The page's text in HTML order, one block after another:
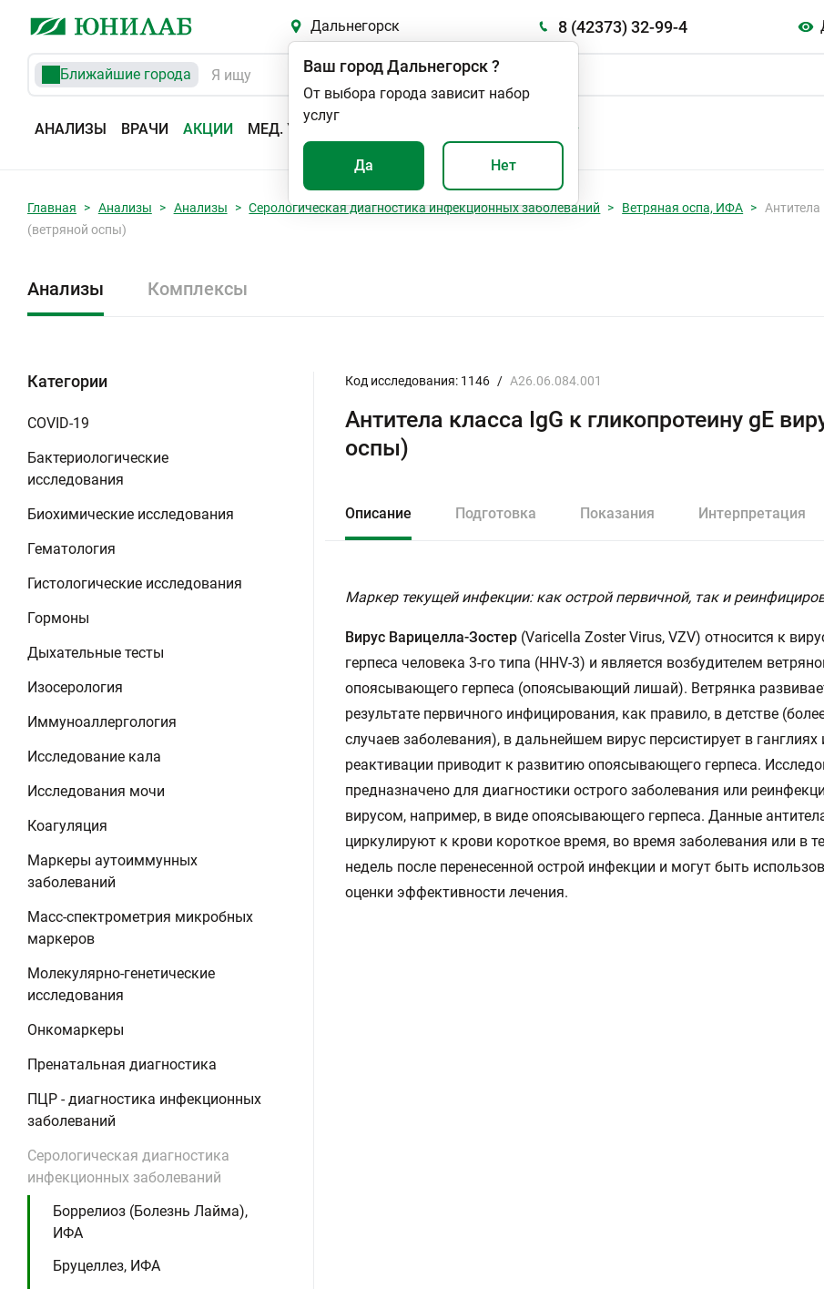
Дальнегорск 8 (42373) 32-99-4
Ближайшие города
АНАЛИЗЫ ВРАЧИ АКЦИИ МЕД. УСЛУГИ
Ваш городДальнегорск?
От выбора города зависит набор
услуг
Да Нет
Главная Анализы Анализы Серологическая диагностика инфекционных заболеваний Ветряная оспа, ИФА
Антитела
(ветряной оспы)
Анализы Комплексы
Категории
COVID-19
Бактериологические
исследования
Биохимические исследования
Гематология
Гистологические исследования
Гормоны
Дыхательные тесты
Изосерология
Иммуноаллергология
Исследование кала
Исследования мочи
Коагуляция
Маркеры аутоиммунных
заболеваний
Масс-спектрометрия микробных
маркеров
Молекулярно-генетические
исследования
Онкомаркеры
Пренатальная диагностика
ПЦР - диагностика инфекционных
заболеваний
Серологическая диагностика
инфекционных заболеваний
Боррелиоз (Болезнь Лайма),
ИФА
Бруцеллез, ИФА
Код исследования: 1146 / A26.06.084.001
Антитела класса IgG к гликопротеину gE
оспы)
Описание Подготовка Показания Интерпретация
Маркер текущей инфекции: как острой первичной, так и
Вирус Варицелла-Зостер (Varicella Zoster Virus, VZV) относится к
герпеса человека 3-го типа (HHV-3) и является возбудителем
опоясывающего герпеса (опоясывающий лишай). Ветрянка
результате первичного инфицирования, как правило, в детстве
случаев заболевания), в дальнейшем вирус персистирует в ганглиях
реактивации приводит к развитию опоясывающего герпеса.
предназначено для диагностики острого заболевания или
вирусом, например, в виде опоясывающего герпеса. Данные
циркулируют к крови короткое время, во время заболевания или в
недель после перенесенной острой инфекции и могут быть
оценки эффективности лечения.